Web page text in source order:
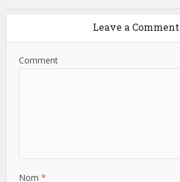
Leave a Comment
Comment
Nom*